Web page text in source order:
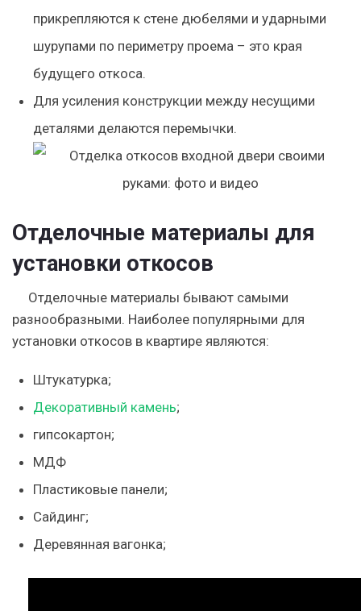
прикрепляются к стене дюбелями и ударными
шурупами по периметру проема – это края
будущего откоса.
Для усиления конструкции между несущими
деталями делаются перемычки.
Отделочные материалы для
установки откосов
Отделочные материалы бывают самыми
разнообразными. Наиболее популярными для
установки откосов в квартире являются:
Штукатурка;
Декоративный камень;
гипсокартон;
МДФ
Пластиковые панели;
Сайдинг;
Деревянная вагонка;